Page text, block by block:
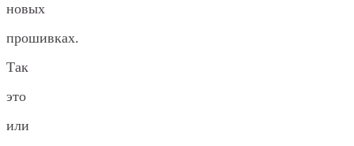
новых
прошивках.
Так
это
или